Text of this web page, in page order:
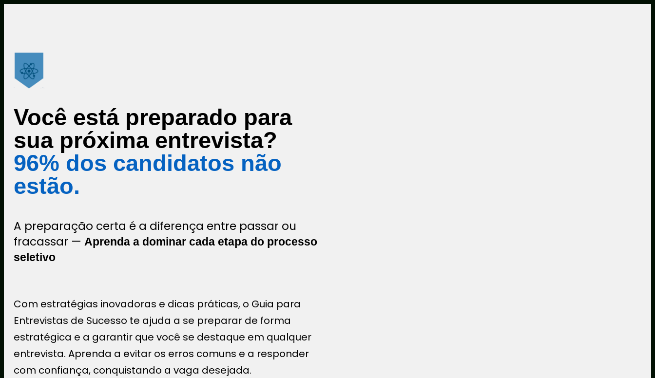
Você está preparado para
sua próxima entrevista?
96% dos candidatos não
estão.
A preparação certa é a diferença entre passar ou
fracassar — Aprenda a dominar cada etapa do processo
seletivo
Com estratégias inovadoras e dicas práticas, o Guia para
Entrevistas de Sucesso te ajuda a se preparar de forma
estratégica e a garantir que você se destaque em qualquer
entrevista. Aprenda a evitar os erros comuns e a responder
com confiança, conquistando a vaga desejada.